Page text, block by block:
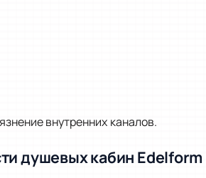
внутренних каналов.
душевых кабин Edelform